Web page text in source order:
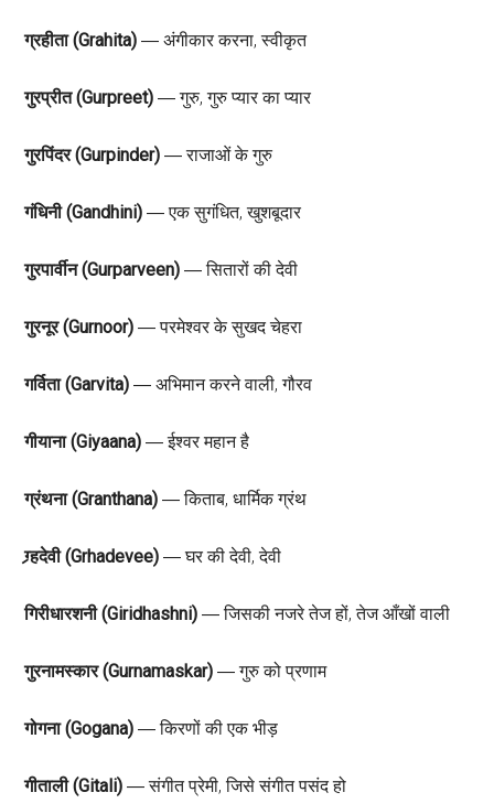
ग्रहीता (Grahita) ― अंगीकार करना, स्वीकृत
गुरप्रीत (Gurpreet) ― गुरु, गुरु प्यार का प्यार
गुरपिंदर (Gurpinder) ― राजाओं के गुरु
गंधिनी (Gandhini) ― एक सुगंधित, खुशबूदार
गुरपार्वीन (Gurparveen) ― सितारों की देवी
गुरनूर (Gurnoor) ― परमेश्वर के सुखद चेहरा
गर्विता (Garvita) ― अभिमान करने वाली, गौरव
गीयाना (Giyaana) ― ईश्वर महान है
ग्रंथना (Granthana) ― किताब, धार्मिक ग्रंथ
ग्र्हदेवी (Grhadevee) ― घर की देवी, देवी
गिरीधारशनी (Giridhashni) ― जिसकी नजरे तेज हों, तेज आँखों वाली
गुरनामस्कार (Gurnamaskar) ― गुरु को प्रणाम
गोगना (Gogana) ― किरणों की एक भीड़
गीताली (Gitali) ― संगीत प्रेमी, जिसे संगीत पसंद हो